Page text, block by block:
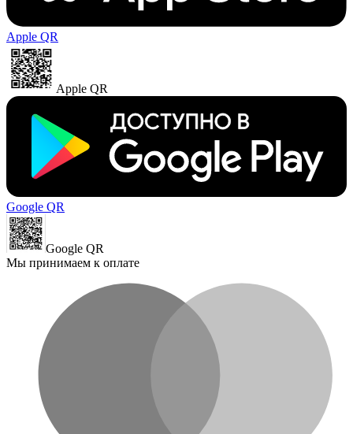
Apple QR
Apple QR
Google QR
Google QR
Мы принимаем к оплате